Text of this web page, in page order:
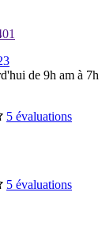
de 9h am à 7h
5 évaluations
5 évaluations